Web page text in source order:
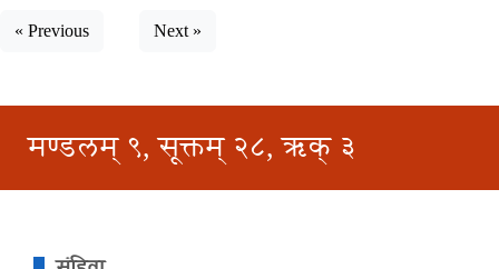
« Previous Next »
मण्डलम् ९, सूक्तम् २८, ऋक् ३